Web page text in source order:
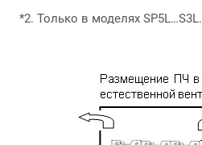
*2. Только в моделях SP5L…S3L.